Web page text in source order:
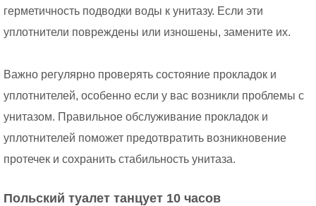
герметичность подводки воды к унитазу. Если эти
уплотнители повреждены или изношены, замените их.
Важно регулярно проверять состояние прокладок и
уплотнителей, особенно если у вас возникли проблемы с
унитазом. Правильное обслуживание прокладок и
уплотнителей поможет предотвратить возникновение
протечек и сохранить стабильность унитаза.
Польский туалет танцует 10 часов